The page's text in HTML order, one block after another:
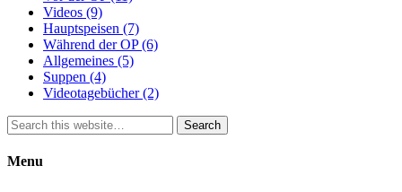
Videos (9)
Hauptspeisen (7)
Während der OP(6)
Allgemeines (5)
Suppen (4)
Videotagebücher(2)
Search
Menu